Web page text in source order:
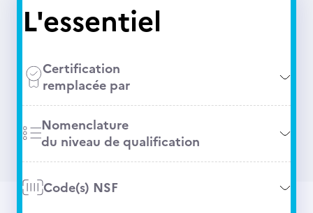
L'essentiel
Certification
remplacée par
Nomenclature
du niveau de qualification
Code(s) NSF